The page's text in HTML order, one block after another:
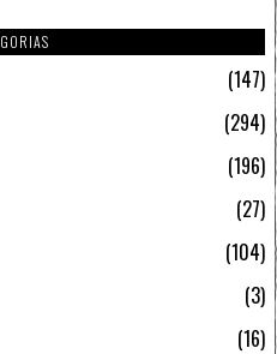
147
294
196
27
104
3
16